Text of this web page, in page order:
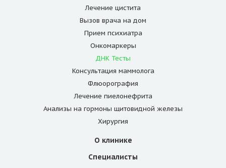
Лечение цистита
Вызов врача на дом
Прием психиатра
Онкомаркеры
ДНК Тесты
Консультация маммолога
Флюорография
Лечение пиелонефрита
Анализы на гормоны щитовидной железы
Хирургия
О клинике
Специалисты